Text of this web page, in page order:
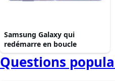
Samsung Galaxy qui
redémarre en boucle
Questions